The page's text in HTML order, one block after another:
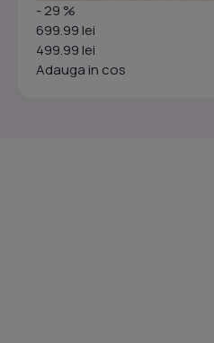
- 29 %
699.99 lei
499.99 lei
Adauga in cos